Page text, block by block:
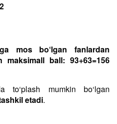
mos bo‘lgan fanlardan
maksimall ball: 93+63=156
to‘plash mumkin bo‘lgan
etadi.